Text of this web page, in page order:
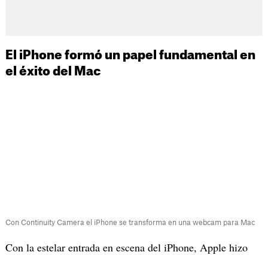
El iPhone formó un papel fundamental en
el éxito del Mac
Con Continuity Camera el iPhone se transforma en una webcam para Mac
Con la estelar entrada en escena del iPhone, Apple hizo